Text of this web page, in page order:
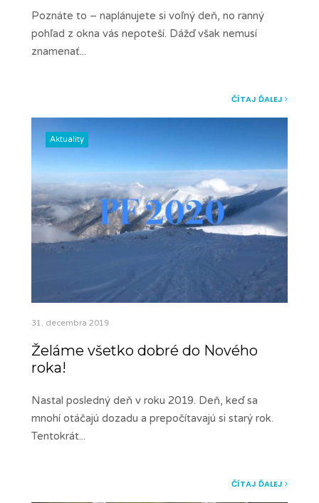
Poznáte to – naplánujete si voľný deň, no ranný
pohľad z okna vás nepoteší. Dážď však nemusí
znamenať...
ČÍTAJ ĎALEJ
Aktuality
31. decembra 2019
Želáme všetko dobré do Nového
roka!
Nastal posledný deň v roku 2019. Deň, keď sa
mnohí otáčajú dozadu a prepočítavajú si starý rok.
Tentokrát...
ČÍTAJ ĎALEJ